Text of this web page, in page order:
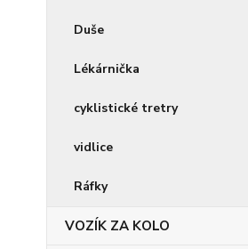
Duše
Lékárnička
cyklistické tretry
vidlice
Ráfky
VOZÍK ZA KOLO